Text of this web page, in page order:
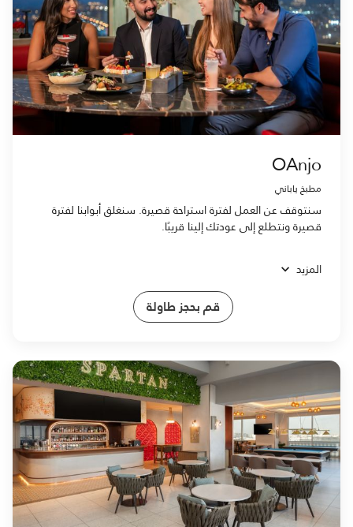
OAnjo
مطبخ ياباني
سنتوقف عن العمل لفترة استراحة قصيرة. سنغلق أبوابنا لفترة
قصيرة ونتطلع إلى عودتك إلينا قريبًا.
المزيد
قم بحجز طاولة